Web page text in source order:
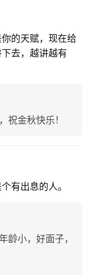
的天赋，现在给
去，越讲越有
祝金秋快乐！
有出息的人。
龄小，好面子，